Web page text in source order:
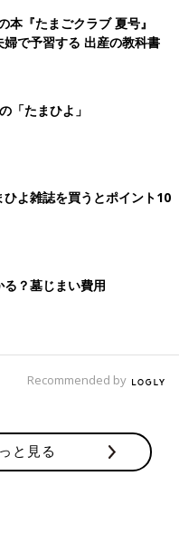
ります。
しりまでの長さ（頭殿長）
さなどを測定し、赤ちゃ
ないため、赤ちゃんの頭
を正確に測って、妊娠週
。ただし、赤ちゃんの姿
本『たまごクラブ 夏号』
婦で予習する 出産の教科書
「たまひよ」
よ雑誌を買うとポイント10
？墓じまい費用
Recommended by
と見る